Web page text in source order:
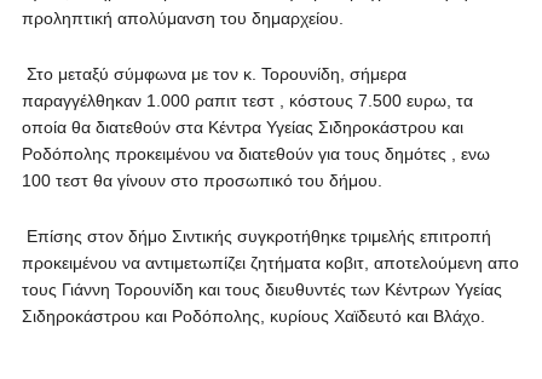
προληπτική απολύμανση του δημαρχείου.
Στο μεταξύ σύμφωνα με τον κ. Τορουνίδη, σήμερα
παραγγέλθηκαν 1.000 ραπιτ τεστ , κόστους 7.500 ευρω, τα
οποία θα διατεθούν στα Κέντρα Υγείας Σιδηροκάστρου και
Ροδόπολης προκειμένου να διατεθούν για τους δημότες , ενω
100 τεστ θα γίνουν στο προσωπικό του δήμου.
Επίσης στον δήμο Σιντικής συγκροτήθηκε τριμελής επιτροπή
προκειμένου να αντιμετωπίζει ζητήματα κοβιτ, αποτελούμενη απο
τους Γιάννη Τορουνίδη και τους διευθυντές των Κέντρων Υγείας
Σιδηροκάστρου και Ροδόπολης, κυρίους Χαϊδευτό και Βλάχο.